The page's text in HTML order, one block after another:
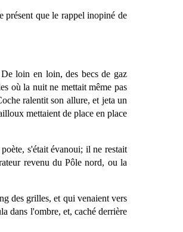
présent que le rappel inopiné de
loin en loin, des becs de gaz
où la nuit ne mettait même pas
ralentit son allure, et jeta un
mettaient de place en place
s'était évanoui; il ne restait
revenu du Pôle nord, ou la
des grilles, et qui venaient vers
dans l'ombre, et, caché derrière